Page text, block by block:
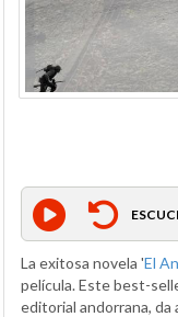
La exitosa novela 'El
película. Este best-
editorial andorrana, da